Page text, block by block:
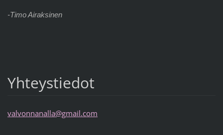
-Timo Airaksinen
Yhteystiedot
valvonnanalla@gmail.com